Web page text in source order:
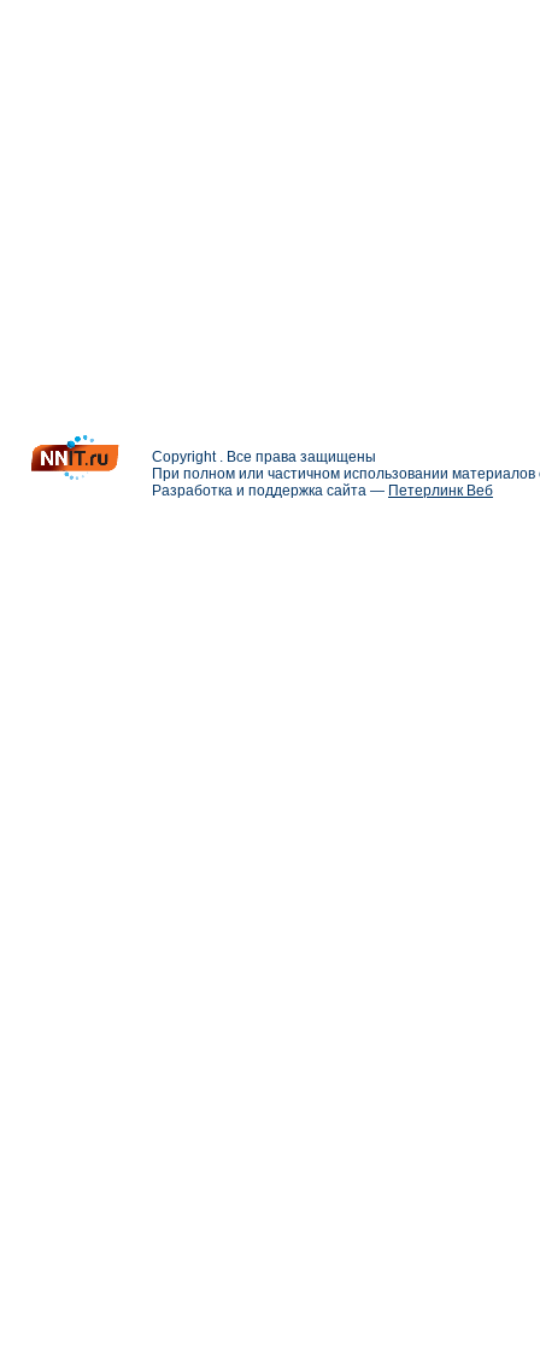
Copyright . Все права защищены
При полном или частичном использовании
Разработка и поддержка сайта — Петерлинк Веб